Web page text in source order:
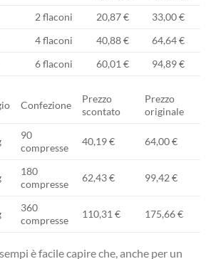
2 flaconi 20,87 €
33,00 €
4 flaconi 40,88 €
64,64 €
6 flaconi 60,01 € 94,89 €
Confezione
Prezzo
scontato
Prezzo
originale
90
compresse
40,19 € 64,00 €
180
compresse
62,43 € 99,42 €
360
compresse
110,31 € 175,66 €
è facile capire che, anche per un